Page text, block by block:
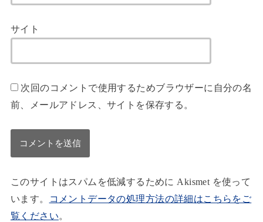
サイト
次回のコメントで使用するためブラウザーに自分の名
前、メールアドレス、サイトを保存する。
このサイトはスパムを低減するために Akismet を使って
います。
コメントデータの処理方法の詳細はこちらをご
覧ください。